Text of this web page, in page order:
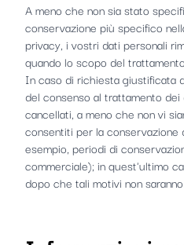
A meno che non sia stato
conservazione più specifico
privacy, i vostri dati personali
quando lo scopo del
In caso di richiesta giustificata
del consenso al trattamento
cancellati, a meno che non vi
consentiti per la
esempio, periodi di
commerciale); in quest'ultimo
dopo che tali motivi non